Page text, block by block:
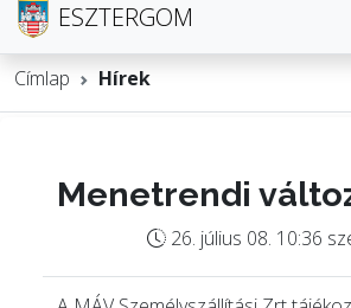
ESZTERGOM
Címlap Hírek
Menetrendi
26. július 08. 10:36